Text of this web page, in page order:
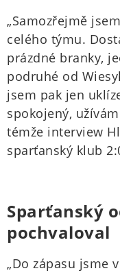
„Samozřejmě
celého týmu.
prázdné branky,
podruhé od
jsem pak jen
spokojený,
témže interview
sparťanský klub
Sparťanský
pochvaloval
„Do zápasu jsme